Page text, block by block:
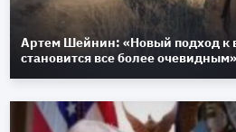
Артем Шейнин: «Новый подход к
становится все более очевидным»